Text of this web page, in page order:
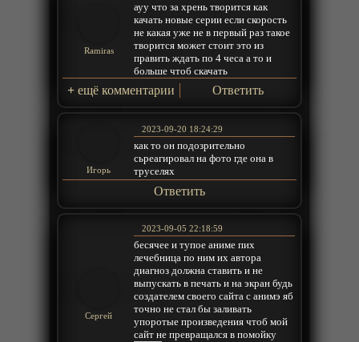
Ramiras
ауу что за хрень творится как
качать новые серии если скорость
не какая уже не в первый раз такое
творится может стоит это из
править ждать по 4 чеса а то и
больше чтоб скачать
+ ещё комментарии Ответить
Игорь
2023-09-20 18:24:29
как то он подозрительно
сьреагировал на фото где она в
труселях
Ответить
Сергей
2023-09-05 22:18:59
бесячее и тупое аниме пих
лечебница по ним их автора
диагноз должна ставить и не
выпускать в печать и на экран будь
создателем своего сайта с анимэ яб
точно не стал бы заливать
упоротые произведения чтоб мой
сайт не превращался в помойку